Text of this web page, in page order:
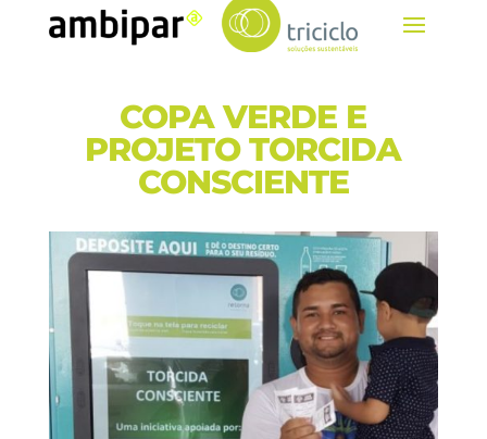
COPA VERDE E
PROJETO TORCIDA
CONSCIENTE